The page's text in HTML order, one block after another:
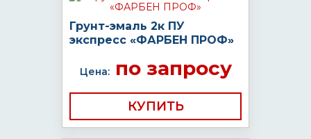
Грунт-эмаль 2к ПУ
экспресс «ФАРБЕН ПРОФ»
Цена:по запросу
КУПИТЬ